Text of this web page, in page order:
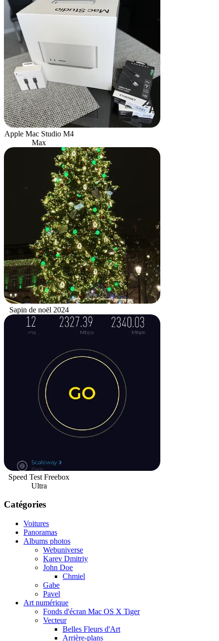
Apple Mac Studio M4
Max
Sapin de noël 2024
Speed Test Freebox
Ultra
Catégories
Voitures
Panoramas
Albums photos
Webuniverse
Karev Dmitriy
John Doe
Chmiel
Gabe
Pavel
Art numérique
Fonds d'écran Mac OS X Tiger
Vecteur
Belles Fleurs d'Art
Arrière-plans